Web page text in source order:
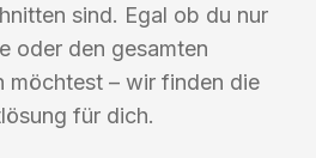
sind. Egal ob du nur
oder den gesamten
möchtest – wir finden die
für dich.